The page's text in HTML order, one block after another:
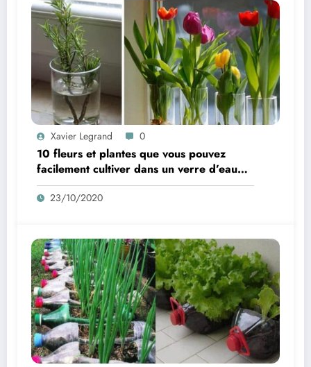
Xavier Legrand 0
10 fleurs et plantes que vous pouvez
facilement cultiver dans un verre d’eau
pour que votre maison sente toujours bon
23/10/2020